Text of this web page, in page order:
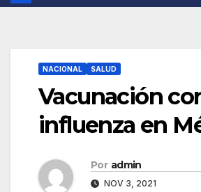
NACIONAL SALUD
Vacunación
influenza en
Por admin
NOV 3, 2021